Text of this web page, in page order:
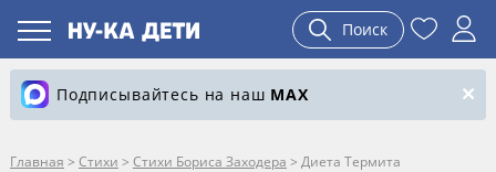
Поиск
Подписывайтесь на наш MAX
Главная > Стихи > Стихи Бориса Заходера > Диета Термита